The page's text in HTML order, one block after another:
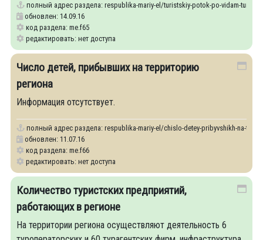
полный адрес раздела: respublika-mariy-el/turistskiy-potok-po-vidam-turizma
обновлен: 14.09.16
код раздела: me.f65
редактировать: нет доступа
Число детей, прибывших на территорию
региона
Информация отсутствует.
полный адрес раздела: respublika-mariy-el/chislo-detey-pribyvshikh-na-
обновлен: 11.07.16
код раздела: me.f66
редактировать: нет доступа
Количество туристских предприятий,
работающих в регионе
На территории региона осуществляют деятельность 6